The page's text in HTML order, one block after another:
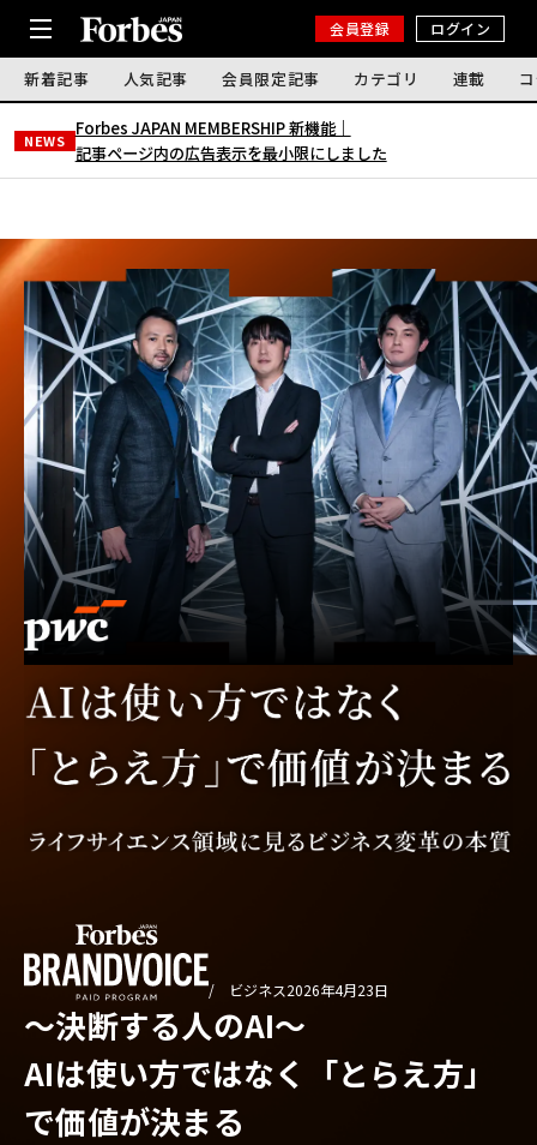
会員登録 ログイン
新着記事 人気記事 会員限定記事 カテゴリ 連載
NEWS
Forbes JAPAN MEMBERSHIP 新機能｜
記事ページ内の広告表示を最小限にしました
/ ビジネス2026年4月23日
〜決断する人のAI〜
AIは使い方ではなく「とらえ方」
で価値が決まる